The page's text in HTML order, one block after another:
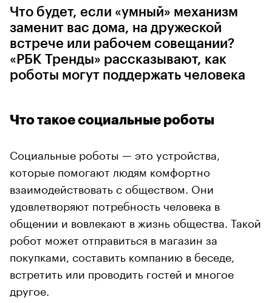
Что будет, если «умный» механизм
заменит вас дома, на дружеской
встрече или рабочем совещании?
«РБК Тренды» рассказывают, как
роботы могут поддержать человека
Что такое социальные роботы
Социальные роботы — это устройства,
которые помогают людям комфортно
взаимодействовать с обществом. Они
удовлетворяют потребность человека в
общении и вовлекают в жизнь общества. Такой
робот может отправиться в магазин за
покупками, составить компанию в беседе,
встретить или проводить гостей и многое
другое.